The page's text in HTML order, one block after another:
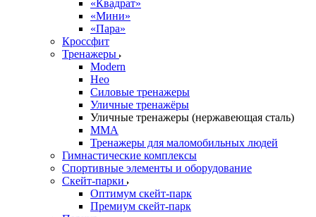
«Квадрат»
«Мини»
«Пара»
Кроссфит
Тренажеры
Modern
Нео
Силовые тренажеры
Уличные тренажёры
Уличные тренажеры (нержавеющая сталь)
ММА
Тренажеры для маломобильных людей
Гимнастические комплексы
Спортивные элементы и оборудование
Скейт-парки
Оптимум скейт-парк
Премиум скейт-парк